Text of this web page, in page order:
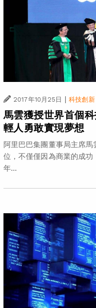
2017年10月25日 | 科技創新
馬雲獲授世界首個
輕人勇敢實現夢想
阿里巴巴集團董事局主席
位，不僅僅因為商業的成功
年...